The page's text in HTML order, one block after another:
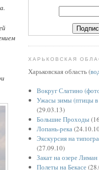
ХАРЬКОВСКАЯ
Харьковская область (
Вокруг Слатино
Ужасы зимы (птицы
(29.03.13)
Большие Проходы
Лопань-река
Экскурсия на
(27.09.10)
Закат на озере Лиман
Полеты на Бекасе